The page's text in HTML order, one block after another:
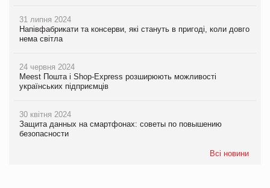
31 липня 2024
Напівфабрикати та консерви, які стануть в пригоді, коли довго
нема світла
24 червня 2024
Meest Пошта і Shop-Express розширюють можливості
українських підприємців
30 квітня 2024
Защита данных на смартфонах: советы по повышению
безопасности
Всі новини